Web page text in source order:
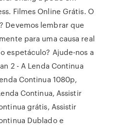
Filmes Online Grátis. O
Devemos lembrar que
para uma causa real
espetáculo? Ajude-nos a
2 - A Lenda Continua
Continua 1080p,
Continua, Assistir
grátis, Assistir
Dublado e